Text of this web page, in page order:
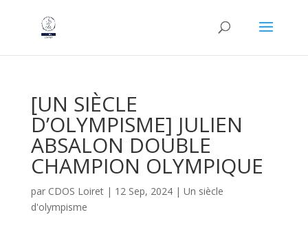
[UN SIÈCLE
D’OLYMPISME] JULIEN
ABSALON DOUBLE
CHAMPION OLYMPIQUE
par CDOS Loiret| 12 Sep, 2024| Un siècle
d'olympisme